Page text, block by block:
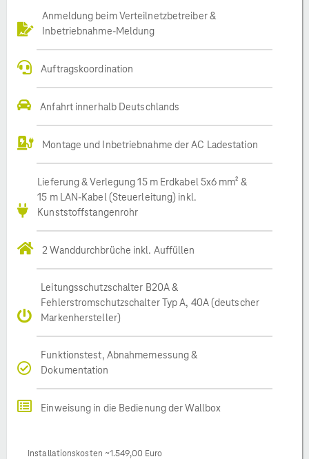
Anmeldung beim Verteilnetzbetreiber &
Inbetriebnahme-Meldung
Auftragskoordination
Anfahrt innerhalb Deutschlands
Montage und Inbetriebnahme der AC Ladestation
Lieferung & Verlegung 15 m Erdkabel 5x6 mm² &
15 m LAN-Kabel (Steuerleitung) inkl.
Kunststoffstangenrohr
2 Wanddurchbrüche inkl. Auffüllen
Leitungsschutzschalter B20A &
Fehlerstromschutzschalter Typ A, 40A (deutscher
Markenhersteller)
Funktionstest, Abnahmemessung &
Dokumentation
Einweisung in die Bedienung der Wallbox
Installationskosten ~1.549,00 Euro